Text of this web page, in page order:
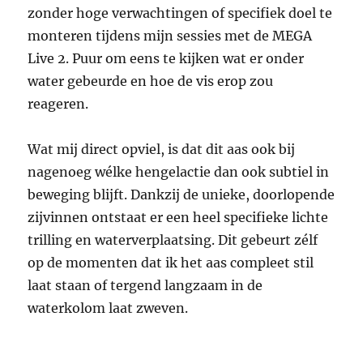
zonder hoge verwachtingen of specifiek doel te
monteren tijdens mijn sessies met de MEGA
Live 2. Puur om eens te kijken wat er onder
water gebeurde en hoe de vis erop zou
reageren.
Wat mij direct opviel, is dat dit aas ook bij
nagenoeg wélke hengelactie dan ook subtiel in
beweging blijft. Dankzij de unieke, doorlopende
zijvinnen ontstaat er een heel specifieke lichte
trilling en waterverplaatsing. Dit gebeurt zélf
op de momenten dat ik het aas compleet stil
laat staan of tergend langzaam in de
waterkolom laat zweven.